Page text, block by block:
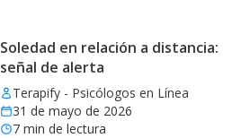
Soledad en relación a distancia:
señal de alerta
Terapify - Psicólogos en Línea
31 de mayo de 2026
7 min de lectura